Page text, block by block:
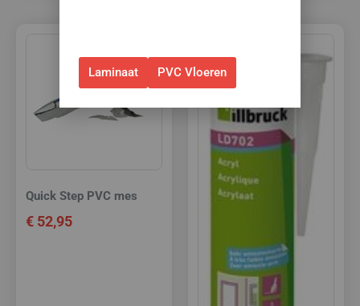
Quick Step PVC mes
€ 52,95
Laminaat PVC Vloeren